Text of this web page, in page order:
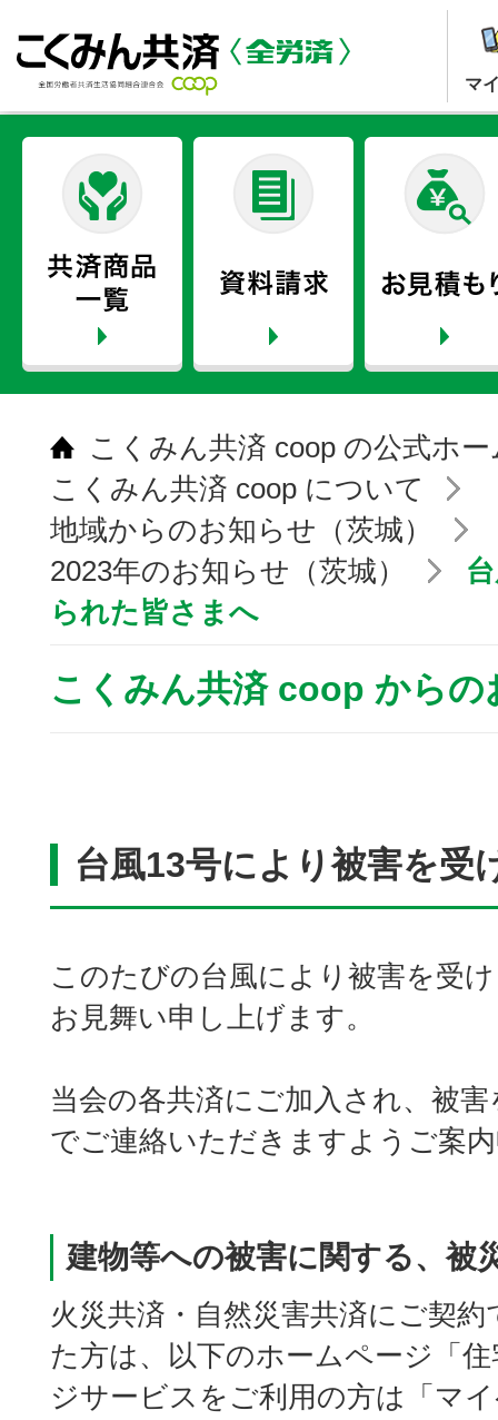
マ
こくみん共済 coop の公式ホ
こくみん共済 coop について
地域からのお知らせ（茨城）
2023年のお知らせ（茨城）
られた皆さまへ
こくみん共済 coop からの
台風13号により被害を受
このたびの台風により被害を受
お見舞い申し上げます。
当会の各共済にご加入され、被
でご連絡いただきますようご案
建物等への被害に関する、被
火災共済・自然災害共済にご契
た方は、以下のホームページ「
ジサービスをご利用の方は「マ